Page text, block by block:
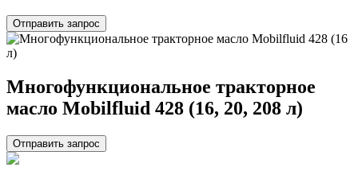
Отправить запрос
Многофункциональное тракторное
масло Mobilfluid 428 (16, 20, 208 л)
Отправить запрос